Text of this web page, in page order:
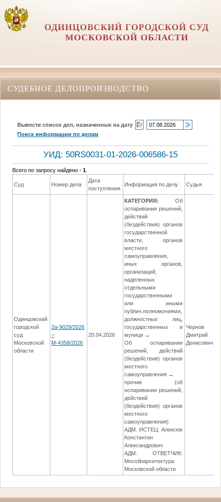
ОДИНЦОВСКИЙ ГОРОДСКОЙ СУД
МОСКОВСКОЙ ОБЛАСТИ
СУДЕБНОЕ ДЕЛОПРОИЗВОДСТВО
Вывести список дел, назначенных на дату
Поиск информации по делам
УИД: 50RS0031-01-2026-006586-15
Всего по запросу найдено -1
Суд Номер дела
Дата
поступления
Информация по делу Судья
Одинцовский
городской
суд
Московской
области
2а-9029/2026
~
М-4358/2026
20.04.2026
КАТЕГОРИЯ:
Об
оспаривании решений,
действий
(бездействия) органов
государственной
власти, органов
местного
самоуправления,
иных органов,
организаций,
наделенных
отдельными
государственными
или иными
публич.полномочиями,
должностных лиц,
государственных и
муници →
Об оспаривании
решений, действий
(бездействия) органов
местного
самоуправления →
прочие (об
оспаривании решений,
действий
(бездействия) органов
местного
самоуправления)
АДМ. ИСТЕЦ: Алексюк
Константин
Александрович
АДМ. ОТВЕТЧИК:
Мособлархитектура
Московской области
Чернов
Дмитрий
Денисович